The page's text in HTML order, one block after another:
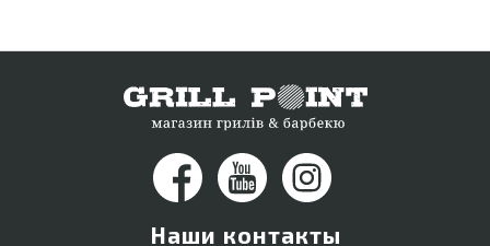
Днепродзержинск
Наши контакты